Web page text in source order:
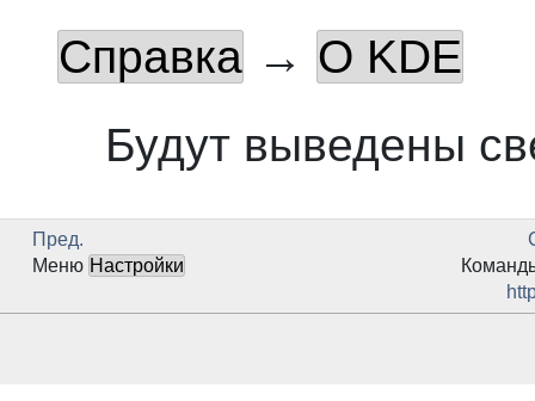
Справка → О KDE
Будут выведены
Пред.
Меню Настройки